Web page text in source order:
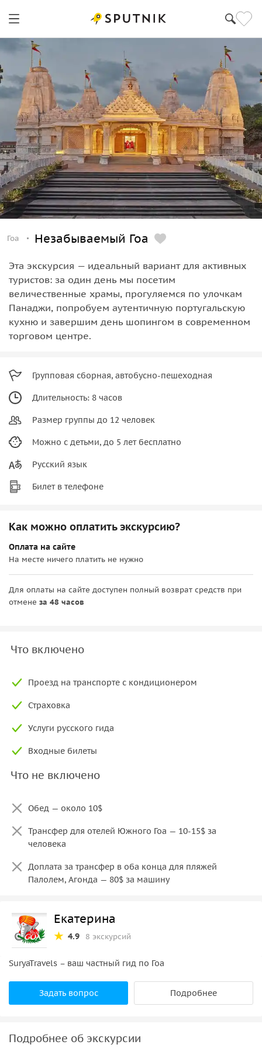
Гоа Незабываемый Гоа
Эта экскурсия — идеальный вариант для активных
туристов: за один день мы посетим
величественные храмы, прогуляемся по улочкам
Панаджи, попробуем аутентичную португальскую
кухню и завершим день шопингом в современном
торговом центре.
Групповая сборная, автобусно-пешеходная
Длительность: 8 часов
Размер группы до 12 человек
Можно с детьми, до 5 лет бесплатно
Русский язык
Билет в телефоне
Как можно оплатить экскурсию?
Оплата на сайте
На месте ничего платить не нужно
Для оплаты на сайте доступен полный возврат средств при
отмене за 48 часов
Что включено
Проезд на транспорте с кондиционером
Страховка
Услуги русского гида
Входные билеты
Что не включено
Обед — около 10$
Трансфер для отелей Южного Гоа — 10-15$ за
человека
Доплата за трансфер в оба конца для пляжей
Палолем, Агонда — 80$ за машину
Екатерина
4.9 8 экскурсий
SuryaTravels – ваш частный гид по Гоа
Задать вопрос Подробнее
Подробнее об экскурсии